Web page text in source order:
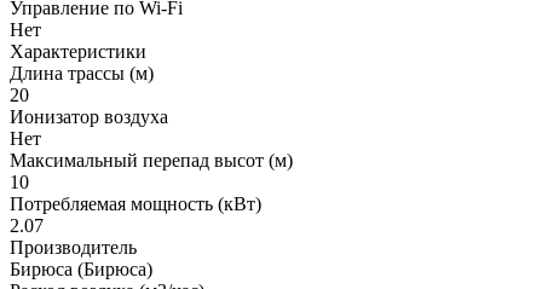
Управление по Wi-Fi
Нет
Характеристики
Длина трассы (м)
20
Ионизатор воздуха
Нет
Максимальный перепад высот (м)
10
Потребляемая мощность (кВт)
2.07
Производитель
Бирюса (Бирюса)